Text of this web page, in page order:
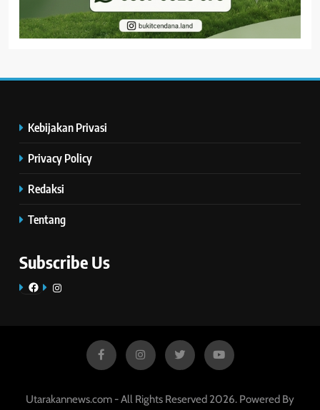
Kebijakan Privasi
Privacy Policy
Redaksi
Tentang
Subscribe Us
FacebookInstagram
Utarakannews.com - All Rights Reserved 2026. Powered By